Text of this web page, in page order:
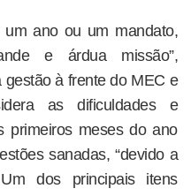
ano ou um mandato,
e árdua missão”,
à frente do MEC e
as dificuldades e
primeiros meses do ano
sanadas, “devido a
Um dos principais itens